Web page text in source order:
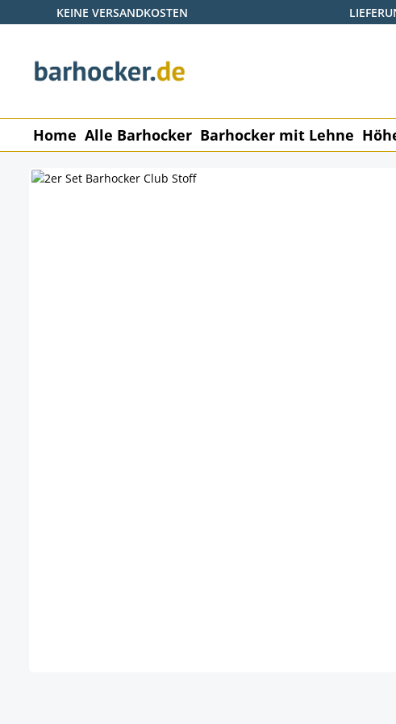
Hauptinhalt springen
Zur Suche springen
Zur Hauptnavigation springen
KEINE VERSANDKOSTEN
Home Alle Barhocker Barhocker mit Lehne